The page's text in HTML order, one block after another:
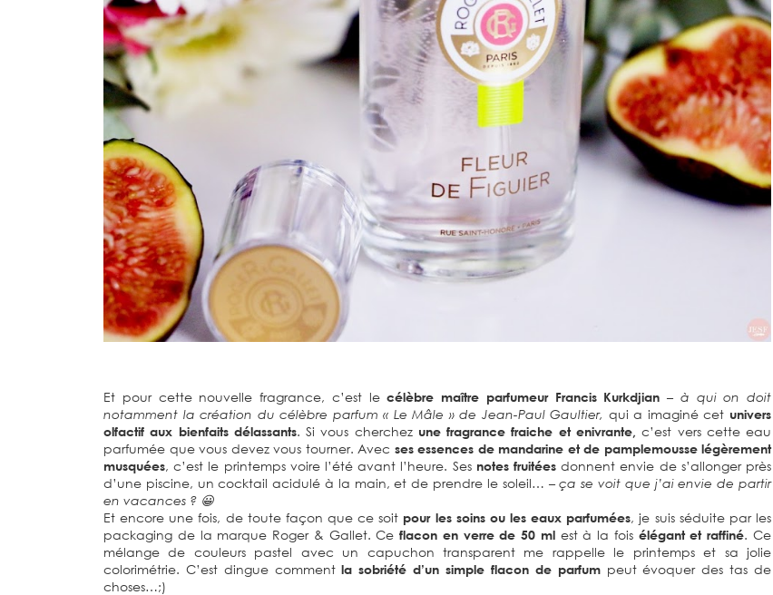
Et pour cette nouvelle fragrance, c’est lecélèbre maître parfumeur Francis Kurkdjian – à qui on doit
notamment la création du célèbre parfum « Le Mâle » de Jean-Paul Gaultier, qui a imaginé cet univers
olfactif aux bienfaits délassants. Si vous cherchezune fragrance fraiche et enivrante, c’est vers cette eau
parfumée que vous devez vous tourner. Avec ses essences de mandarine et de pamplemousse légèrement
musquées, c’est le printemps voire l’été avant l’heure. Ses notes fruitées donnent envie de s’allonger près
d’une piscine, un cocktail acidulé à la main, et de prendre le soleil… – ça se voit que j’ai envie de partir
en vacances ? 😀
Et encore une fois, de toute façon que ce soit pour les soins ou les eaux parfumées, je suis séduite par les
packaging de la marque Roger & Gallet. Ceflacon en verre de 50 mlest à la fois élégant et raffiné. Ce
mélange de couleurs pastel avec un capuchon transparent me rappelle le printemps et sa jolie
colorimétrie. C’est dingue commentla sobriété d’un simple flacon de parfumpeut évoquer des tas de
choses…;)